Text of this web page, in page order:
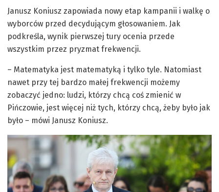
Janusz Koniusz zapowiada nowy etap kampanii i walkę o
wyborców przed decydującym głosowaniem. Jak
podkreśla, wynik pierwszej tury ocenia przede
wszystkim przez pryzmat frekwencji.
– Matematyka jest matematyką i tylko tyle. Natomiast
nawet przy tej bardzo małej frekwencji możemy
zobaczyć jedno: ludzi, którzy chcą coś zmienić w
Pińczowie, jest więcej niż tych, którzy chcą, żeby było jak
było – mówi Janusz Koniusz.